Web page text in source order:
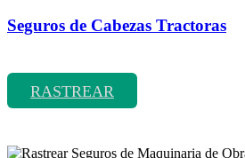
Seguros de Cabezas Tractoras
RASTREAR